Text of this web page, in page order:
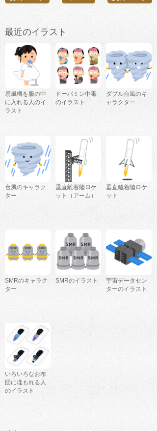
最近のイラスト
扇風機を服の中
に入れる人のイ
ラスト
ドーパミン中毒
のイラスト
ダブル台風のキ
ャラクター
台風のキャラク
ター
垂直離着陸ロケ
ット（アーム）
垂直離着陸ロケ
ット
SMRのキャラク
ター
SMRのイラスト
宇宙データセン
ターのイラスト
いろいろなお布
団に埋もれる人
のイラスト